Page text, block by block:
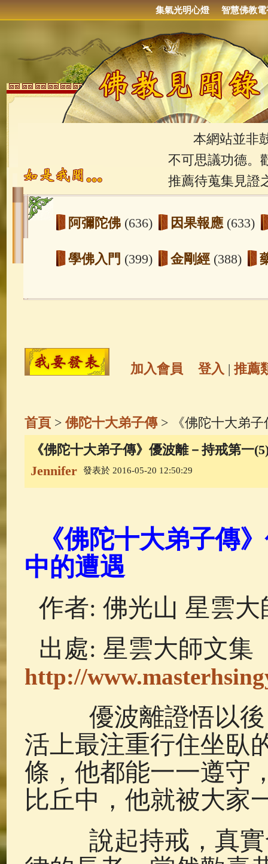
集氣光明心燈 智慧佛教電
本網站並非鼓
不可思議功德。
推薦待蒐集見證
阿彌陀佛 (636) 因果報應 (633)
學佛入門 (399) 金剛經 (388)
玉曆寶鈔(236) 地藏經(225)
高僧故事 (142) 放生護生 (133)
一切如來心秘密全身舍利寶篋印
生活禪(70) 釋迦牟尼佛傳
佛典故事 (37) 佛說療痔(腫瘤)
加入會員 登入 | 推薦
首頁> 佛陀十大弟子傳> 《佛陀十大弟子
《佛陀十大弟子傳》優波離－持戒第一
Jennifer
發表於 2016-05-20 12:50:29
《佛陀十大弟子傳
中的遭遇
作者: 佛光山 星雲大
出處: 星雲大師文集
http://
優波離證悟以後
活上最注重行住坐臥
條，他都能一一遵守
比丘中，他就被大家
說起持戒，真實